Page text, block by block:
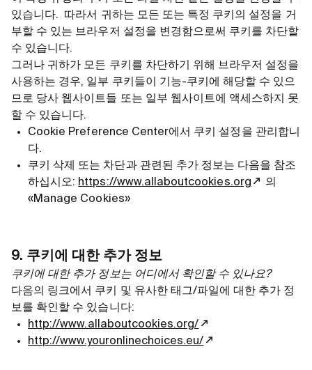
있습니다. 따라서 귀하는 모든 또는 특정 쿠키의 설정을 거
부할 수 있는 브라우저 설정을 변경함으로써 쿠키를 차단할
수 있습니다.
그러나 귀하가 모든 쿠키를 차단하기 위해 브라우저 설정을
사용하는 경우, 일부 쿠키들이 기능-쿠키에 해당할 수 있으
므로 당사 웹사이트들 또는 일부 웹사이트에 액세스하지 못
할 수 있습니다.
Cookie Preference Center에서 쿠키 설정을 관리합니
다.
쿠키 삭제 또는 차단과 관련된 추가 정보는 다음을 참조
하십시오: https://www.allaboutcookies.org
의
«Manage Cookies»
9. 쿠키에 대한 추가 정보
쿠키에 대한 추가 정보는 어디에서 확인할 수 있나요?
다음의 링크에서 쿠키 및 유사한 태그/파일에 대한 추가 정
보를 확인할 수 있습니다:
http://www.allaboutcookies.org/
http://www.youronlinechoices.eu/